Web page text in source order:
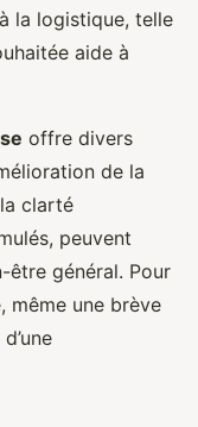
la logistique, telle
aide à
offre divers
de la
clarté
peuvent
être général. Pour
même une brève